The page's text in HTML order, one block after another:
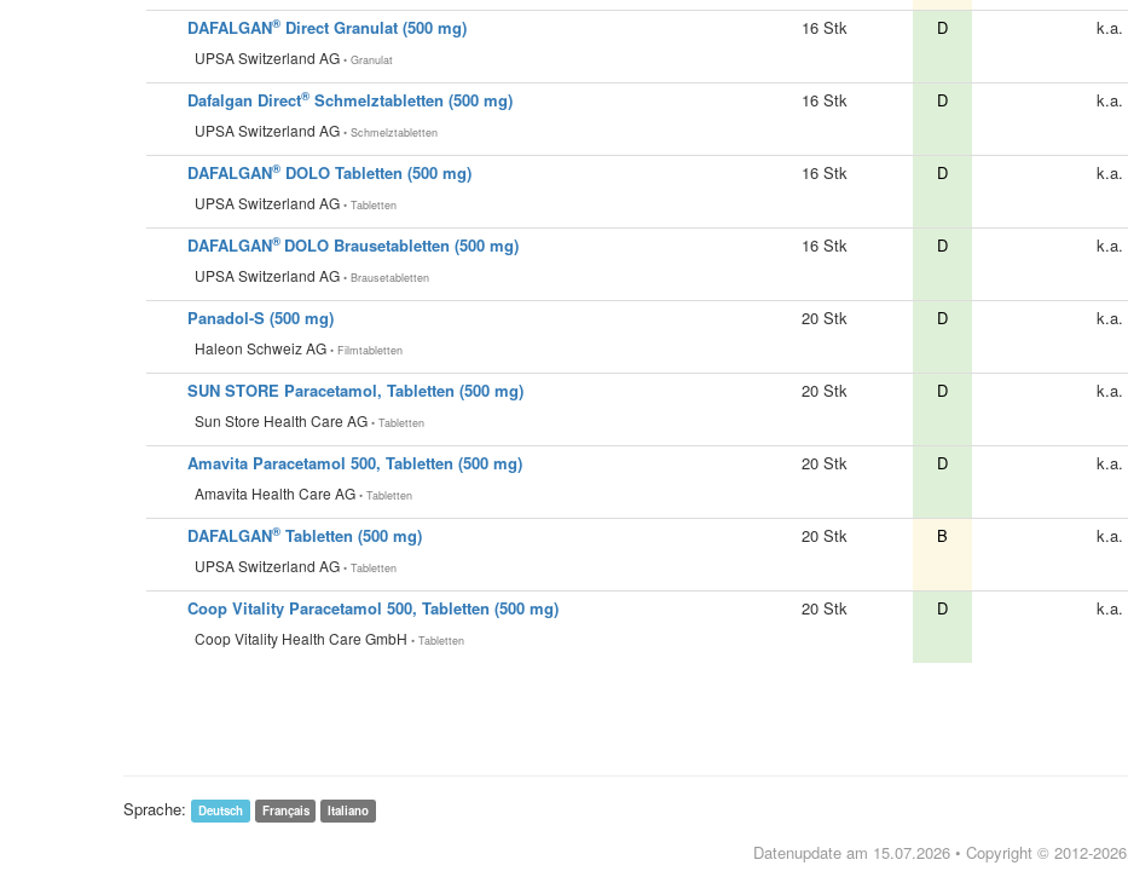
DAFALGAN® Direct Granulat (500 mg)
UPSA Switzerland AG • Granulat
16 Stk D k.a.
Dafalgan Direct® Schmelztabletten (500 mg)
UPSA Switzerland AG • Schmelztabletten
16 Stk D k.a.
DAFALGAN® DOLO Tabletten (500 mg)
UPSA Switzerland AG • Tabletten
16 Stk D k.a.
DAFALGAN® DOLO Brausetabletten (500 mg)
UPSA Switzerland AG • Brausetabletten
16 Stk D k.a.
Panadol-S (500 mg)
Haleon Schweiz AG • Filmtabletten
20 Stk D k.a.
SUN STORE Paracetamol, Tabletten (500 mg)
Sun Store Health Care AG • Tabletten
20 Stk D k.a.
Amavita Paracetamol 500, Tabletten (500 mg)
Amavita Health Care AG • Tabletten
20 Stk D k.a.
DAFALGAN® Tabletten (500 mg)
UPSA Switzerland AG • Tabletten
20 Stk B k.a.
Coop Vitality Paracetamol 500, Tabletten (500 mg)
Coop Vitality Health Care GmbH • Tabletten
20 Stk D k.a.
Sprache: Deutsch Français Italiano
Datenupdate am 15.07.2026 • Copyright © 2012-2026